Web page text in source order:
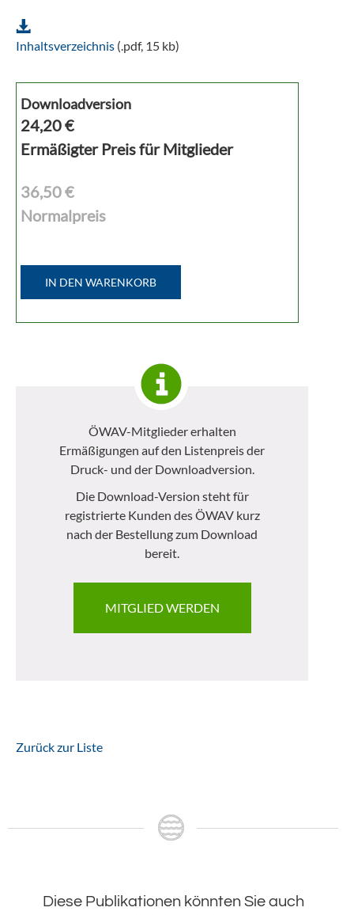
Inhaltsverzeichnis (.pdf, 15 kb)
Downloadversion
24,20€
Ermäßigter Preis für Mitglieder
36,50 €
Normalpreis
IN DEN WARENKORB
ÖWAV-Mitglieder erhalten
Ermäßigungen auf den Listenpreis der
Druck- und der Downloadversion.
Die Download-Version steht für
registrierte Kunden des ÖWAV kurz
nach der Bestellung zum Download
bereit.
MITGLIED WERDEN
Zurück zur Liste
Diese Publikationen könnten Sie auch